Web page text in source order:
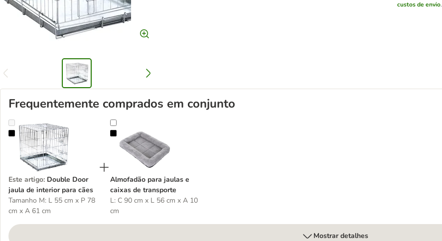
custos de envio.
Frequentemente comprados em conjunto
Double Door jaula de interior para cães
Este artigo: Double Door
jaula de interior para cães
Tamanho M: L 55 cm x P 78
cm x A 61 cm
Almofadão para jaulas e caixas de transporte
Almofadão para jaulas e
caixas de transporte
L: C 90 cm x L 56 cm x A 10
cm
Mostrar detalhes